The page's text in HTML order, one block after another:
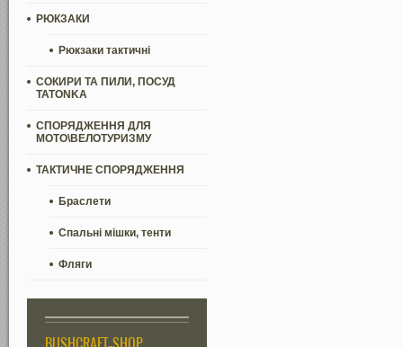
РЮКЗАКИ
Рюкзаки тактичні
СОКИРИ ТА ПИЛИ, ПОСУД
TATONKA
СПОРЯДЖЕННЯ ДЛЯ
МОТО\ВЕЛОТУРИЗМУ
ТАКТИЧНЕ СПОРЯДЖЕННЯ
Браслети
Спальні мішки, тенти
Фляги